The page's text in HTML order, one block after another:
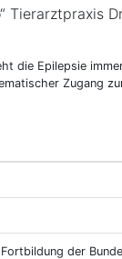
Tierarztpraxis
die Epilepsie
Zugang
der